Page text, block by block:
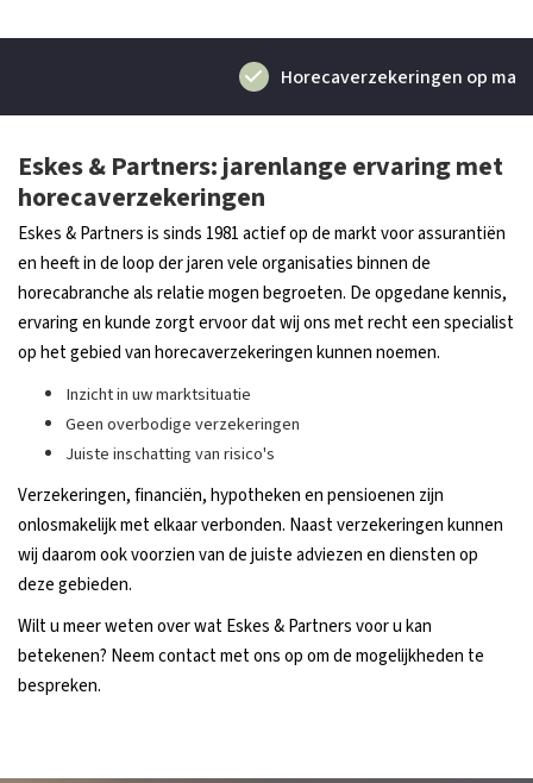
Horecaverzekeringen op maat
Eskes & Partners: jarenlange ervaring met
horecaverzekeringen
Eskes & Partners is sinds 1981 actief op de markt voor assurantiën
en heeft in de loop der jaren vele organisaties binnen de
horecabranche als relatie mogen begroeten. De opgedane kennis,
ervaring en kunde zorgt ervoor dat wij ons met recht een specialist
op het gebied van horecaverzekeringen kunnen noemen.
Inzicht in uw marktsituatie
Geen overbodige verzekeringen
Juiste inschatting van risico's
Verzekeringen, financiën, hypotheken en pensioenen zijn
onlosmakelijk met elkaar verbonden. Naast verzekeringen kunnen
wij daarom ook voorzien van de juiste adviezen en diensten op
deze gebieden.
Wilt u meer weten over wat Eskes & Partners voor u kan
betekenen? Neem contact met ons op om de mogelijkheden te
bespreken.